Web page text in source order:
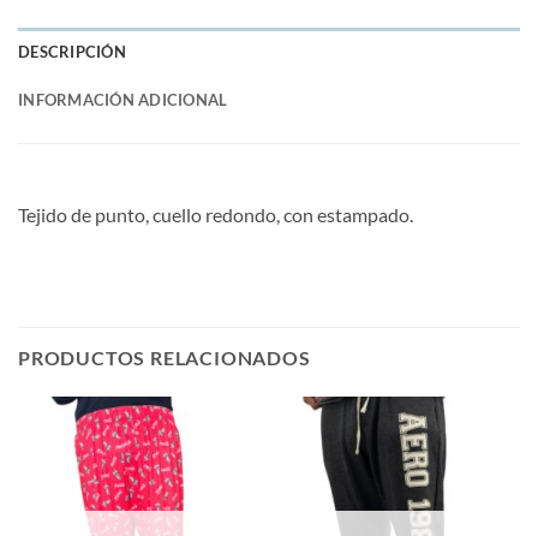
DESCRIPCIÓN
INFORMACIÓN ADICIONAL
Tejido de punto, cuello redondo, con estampado.
PRODUCTOS RELACIONADOS